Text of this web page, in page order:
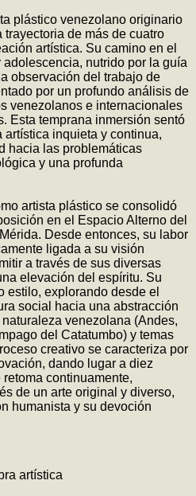
plástico venezolano originario
de más de cuatro
artística. Su camino en el
nutrido por la guía
observación del trabajo de
por un profundo análisis de
venezolanos e internacionales
Esta temprana inmersión sentó
artística inquieta y continua,
hacia las problemáticas
y una profunda
artista plástico se consolidó
en el Espacio Alterno del
Desde entonces, su labor
ligada a su visión
a través de sus diversas
elevación del espíritu. Su
estilo, explorando desde el
social hacia una abstracción
venezolana (Andes,
del Catatumbo) y temas
creativo se caracteriza por
dando lugar a diez
continuamente,
de un arte original y diverso,
humanista y su devoción
artística